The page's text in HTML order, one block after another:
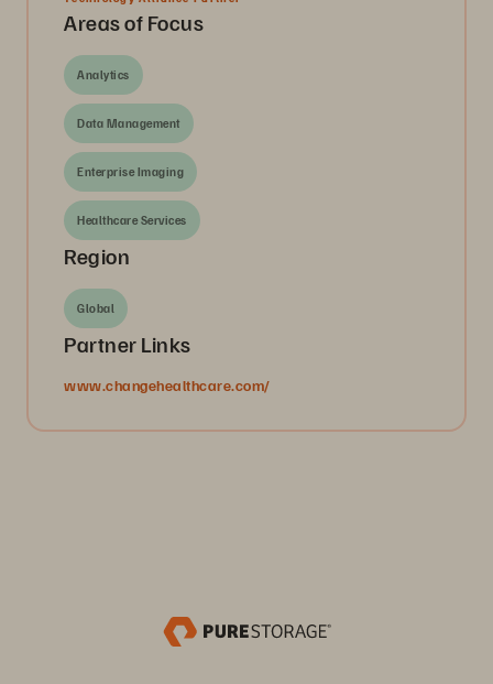
Areas of Focus
Analytics
Data Management
Enterprise Imaging
Healthcare Services
Region
Global
Partner Links
www.changehealthcare.com/